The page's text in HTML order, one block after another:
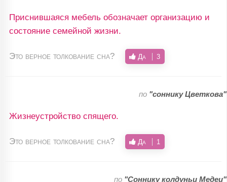
Приснившаяся мебель обозначает организацию и
состояние семейной жизни.
Это верное толкование сна? Да 3
по "соннику Цветкова"
Жизнеустройство спящего.
Это верное толкование сна? Да 1
по "Соннику колдуньи Медеи"